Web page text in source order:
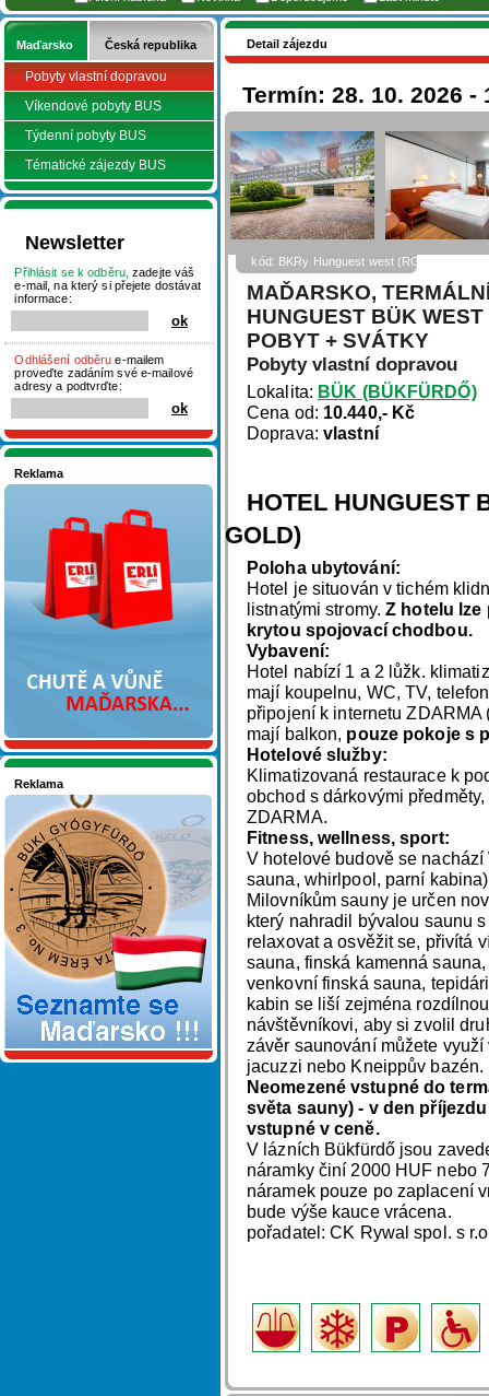
Maďarsko Česká republika
Pobyty vlastní dopravou
Víkendové pobyty BUS
Týdenní pobyty BUS
Tématické zájezdy BUS
Newsletter
Přihlásit se k odběru, zadejte váš
e-mail, na který si přejete dostávat
informace:
Odhlášení odběru e-mailem
proveďte zadáním své e-mailové
adresy a podtvrďte:
Reklama
Reklama
Seznamete se - Maďarsko
Detail zájezdu
Termín: 28. 10. 2026 -
kód: BKRy Hunguest west (RGold)
MAĎARSKO,
HUNGUEST BÜK
POBYT + SVÁTKY
Pobyty vlastní dopravou
Lokalita: BÜK (BÜKFÜRDŐ)
Cena od: 10.440,- Kč
Doprava:vlastní
HOTEL HUNGUEST
GOLD)
Poloha ubytování:
Hotel je situován v tichém
listnatými stromy.Z hotelu lze
krytou spojovací chodbou.
Vybavení:
Hotel nabízí 1 a 2 lůžk.
mají koupelnu, WC, TV,
připojení k internetu
mají balkon, pouze pokoje s
Hotelové služby:
Klimatizovaná restaurace k
obchod s dárkovými
ZDARMA.
Fitness, wellness, sport:
V hotelové budově se
sauna, whirlpool, parní
Milovníkům sauny je určen
který nahradil bývalou saunu
relaxovat a osvěžit se, přivítá
sauna, finská kamenná
venkovní finská sauna,
kabin se liší zejména
návštěvníkovi, aby si zvolil
závěr saunování můžete
jacuzzi nebo Kneippův bazén.
Neomezené vstupné do
světa sauny) - v den
vstupné v ceně.
V lázních Bükfürdő jsou
náramky činí 2000 HUF nebo
náramek pouze po zaplacení
bude výše kauce vrácena.
pořadatel: CK Rywal spol. s